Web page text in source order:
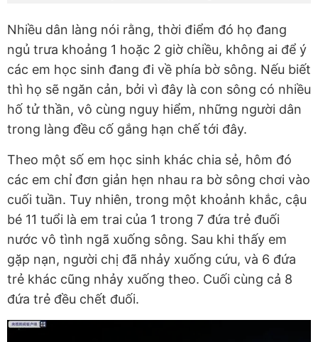
Nhiều dân làng nói rằng, thời điểm đó họ đang
ngủ trưa khoảng 1 hoặc 2 giờ chiều, không ai để ý
các em học sinh đang đi về phía bờ sông. Nếu biết
thì họ sẽ ngăn cản, bởi vì đây là con sông có nhiều
hố tử thần, vô cùng nguy hiểm, những người dân
trong làng đều cố gắng hạn chế tới đây.
Theo một số em học sinh khác chia sẻ, hôm đó
các em chỉ đơn giản hẹn nhau ra bờ sông chơi vào
cuối tuần. Tuy nhiên, trong một khoảnh khắc, cậu
bé 11 tuổi là em trai của 1 trong 7 đứa trẻ đuối
nước vô tình ngã xuống sông. Sau khi thấy em
gặp nạn, người chị đã nhảy xuống cứu, và 6 đứa
trẻ khác cũng nhảy xuống theo. Cuối cùng cả 8
đứa trẻ đều chết đuối.